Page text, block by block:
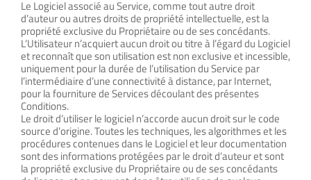
Le Logiciel associé au Service, comme tout autre droit
d’auteur ou autres droits de propriété intellectuelle, est la
propriété exclusive du Propriétaire ou de ses concédants.
L’Utilisateur n’acquiert aucun droit ou titre à l’égard du Logiciel
et reconnaît que son utilisation est non exclusive et incessible,
uniquement pour la durée de l’utilisation du Service par
l’intermédiaire d’une connectivité à distance, par Internet,
pour la fourniture de Services découlant des présentes
Conditions.
Le droit d’utiliser le logiciel n’accorde aucun droit sur le code
source d’origine. Toutes les techniques, les algorithmes et les
procédures contenues dans le Logiciel et leur documentation
sont des informations protégées par le droit d’auteur et sont
la propriété exclusive du Propriétaire ou de ses concédants